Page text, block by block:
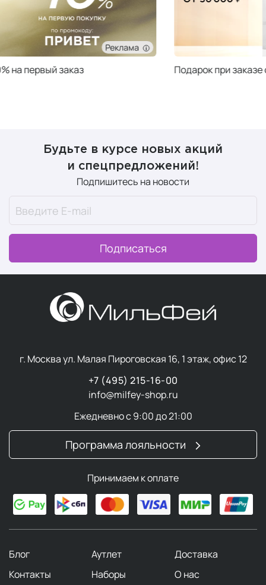
Реклама
Подарок при заказе от 50 000 ₽ Подарок при
Будьте в курсе новых акций
и спецпредложений!
Подпишитесь на новости
Подписаться
г. Москва ул. Малая Пироговская 16, 1 этаж, офис 12
+7 (495) 215-16-00
info@milfey-shop.ru
Ежедневно с 9:00 до 21:00
Программа лояльности
Принимаем к оплате
Блог Аутлет
Доставка
Контакты
Наборы О нас